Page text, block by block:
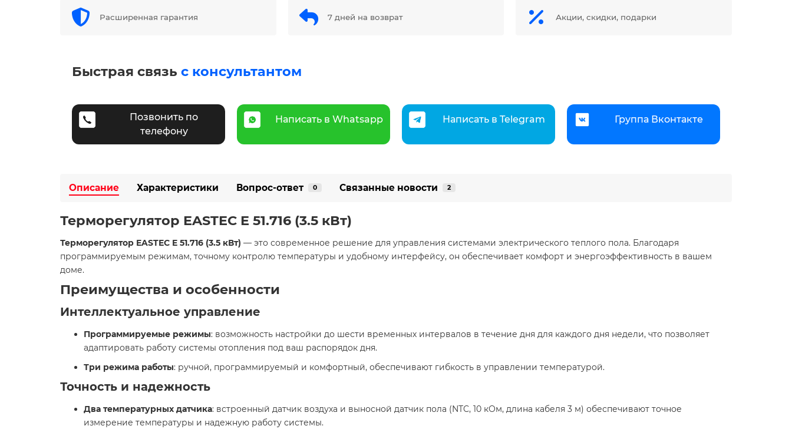
Расширенная гарантия 7 дней на возврат Акции, скидки, подарки
Быстрая связь с консультантом
Позвонить по
телефону
Написать в Whatsapp Написать в Telegram Группа Вконтакте
Описание Характеристики Вопрос-ответ 0 Связанные новости 2
Терморегулятор EASTEC E 51.716 (3.5 кВт)
Терморегулятор EASTEC E 51.716 (3.5 кВт) — это современное решение для управления системами электрического теплого пола. Благодаря
программируемым режимам, точному контролю температуры и удобному интерфейсу, он обеспечивает комфорт и энергоэффективность в вашем
доме.​
Преимущества и особенности
Интеллектуальное управление
Программируемые режимы: возможность настройки до шести временных интервалов в течение дня для каждого дня недели, что позволяет
адаптировать работу системы отопления под ваш распорядок дня.​
Три режима работы: ручной, программируемый и комфортный, обеспечивают гибкость в управлении температурой.​
Точность и надежность
Два температурных датчика: встроенный датчик воздуха и выносной датчик пола (NTC, 10 кОм, длина кабеля 3 м) обеспечивают точное
измерение температуры и надежную работу системы.​